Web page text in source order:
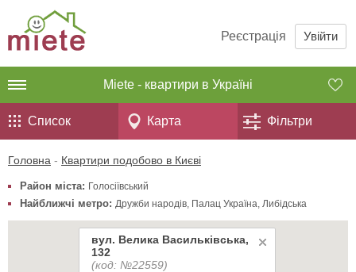
Реєстрація Увійти
Miete - квартири в Україні
Список Карта Фільтри
Головна - Квартири подобово в Києві
Район міста: Голосіївський
Найближчі метро: Дружби народів, Палац Україна, Либідська
вул. Велика Васильківська,
132
(код: №22559)